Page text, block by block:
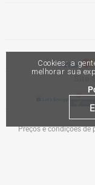
Cookies: a
melhorar sua
Site
Preços e condições de